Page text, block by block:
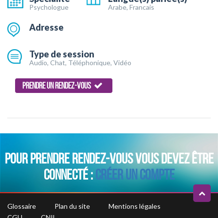
Psychologue Arabe, Francais
Adresse
Type de session
Audio, Chat, Téléphonique, Vidéo
PRENDRE UN RENDEZ-VOUS
POUR PRENDRE RENDEZ-VOUS VOUS DEVEZ ÊTRE
CONNECTÉ :CRÉER UN COMPTE
Glossaire Plan du site
Mentions légales